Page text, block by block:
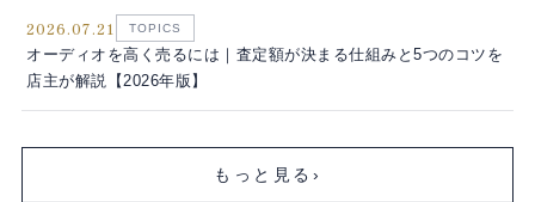
2026.07.21 TOPICS
オーディオを高く売るには｜査定額が決まる仕組みと5つのコツを
店主が解説【2026年版】
もっと見る ›